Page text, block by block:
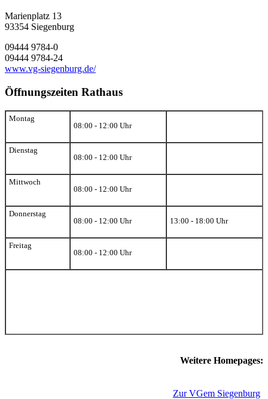
Marienplatz 13
93354 Siegenburg
09444 9784-0
09444 9784-24
www.vg-siegenburg.de/
Öffnungszeiten Rathaus
Montag
08:00 - 12:00 Uhr
Dienstag
08:00 - 12:00 Uhr
Mittwoch
08:00 - 12:00 Uhr
Donnerstag
08:00 - 12:00 Uhr
13:00 - 18:00 Uhr
Freitag
08:00 - 12:00 Uhr
Weitere Homepages:
Zur VGem Siegenburg